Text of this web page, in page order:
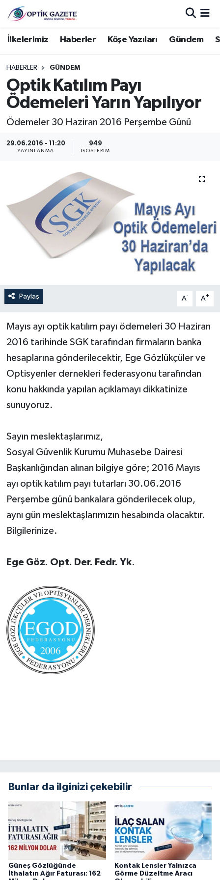
İlkelerimiz Haberler Köşe Yazıları Gündem
HABERLER GÜNDEM
Optik Katılım Payı
Ödemeleri Yarın Yapılıyor
Ödemeler 30 Haziran 2016 Perşembe Günü
29.06.2016 - 11:20
YAYINLANMA
949
GÖSTERIM
Paylaş A- A+
Mayıs ayı optik katılım payı ödemeleri 30 Haziran
2016 tarihinde SGK tarafından firmaların banka
hesaplarına gönderilecektir, Ege Gözlükçüler ve
Optisyenler dernekleri federasyonu tarafından
konu hakkında yapılan açıklamayı dikkatinize
sunuyoruz.
Sayın meslektaşlarımız,
Sosyal Güvenlik Kurumu Muhasebe Dairesi
Başkanlığından alınan bilgiye göre; 2016 Mayıs
ayı optik katılım payı tutarları 30.06.2016
Perşembe günü bankalara gönderilecek olup,
aynı gün meslektaşlarımızın hesabında olacaktır.
Bilgilerinize.
Ege Göz. Opt. Der. Fedr. Yk.
Bunlar da ilginizi çekebilir
Güneş Gözlüğünde
İthalatın Ağır Faturası: 162
Kontak Lensler Yalnızca
Görme Düzeltme Aracı
Nöbetçi Eczaneler
Hava Durumu
İstanbul Namaz Vakitleri
Son Dakika Haberleri
Haber Arşivi